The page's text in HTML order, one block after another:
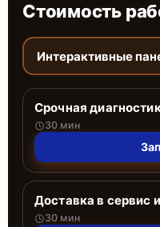
Стоимость
Интерактивные
Срочная
30 мин
Доставка в сервис
30 мин